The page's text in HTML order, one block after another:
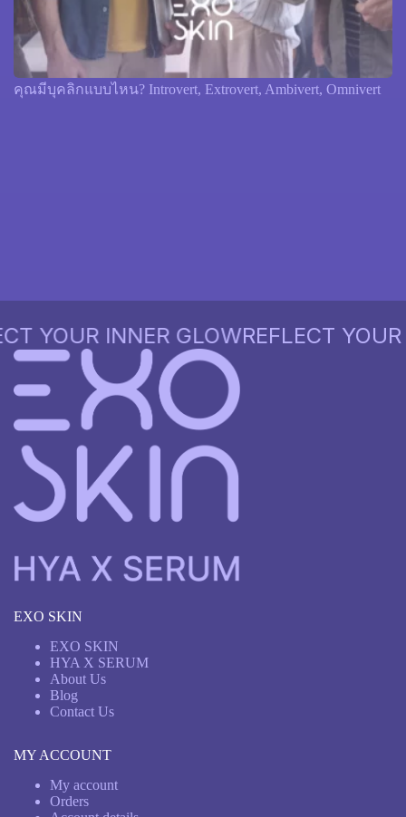
คุณมีบุคลิกแบบไหน? Introvert, Extrovert, Ambivert, Omnivert
INNER GLOWREFLECT YOUR
EXO SKIN
EXO SKIN
HYA X SERUM
About Us
Blog
Contact Us
MY ACCOUNT
My account
Orders